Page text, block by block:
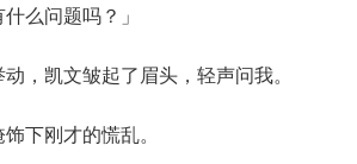
么问题吗？」
凯文皱起了眉头，轻声问我。
下刚才的慌乱。